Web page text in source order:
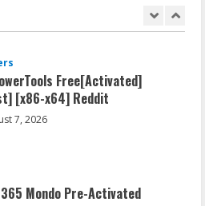
Free[Activated]
[x86-x64] Reddit
7, 2026
Mondo Pre-Activated